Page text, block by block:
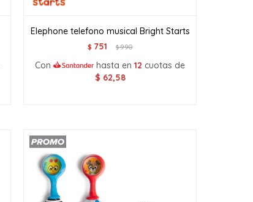
Elephone telefono musical Bright Starts
$ 751 $990
Con hasta en12 cuotas de
$ 62,58